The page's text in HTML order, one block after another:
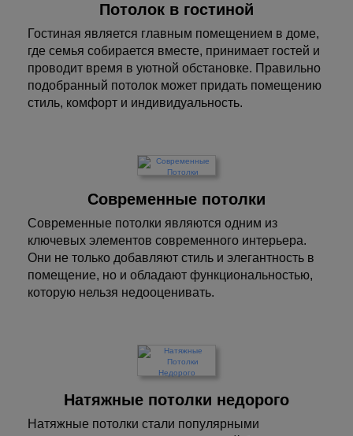
Потолок в гостиной
Гостиная является главным помещением в доме,
где семья собирается вместе, принимает гостей и
проводит время в уютной обстановке. Правильно
подобранный потолок может придать помещению
стиль, комфорт и индивидуальность.
Современные потолки
Современные потолки являются одним из
ключевых элементов современного интерьера.
Они не только добавляют стиль и элегантность в
помещение, но и обладают функциональностью,
которую нельзя недооценивать.
Натяжные потолки недорого
Натяжные потолки стали популярными